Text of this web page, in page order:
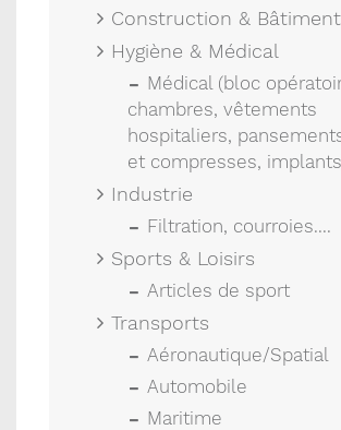
Construction & Bâtiment
Hygiène & Médical
Médical (bloc
chambres, vêtements
hospitaliers,
et compresses,
Industrie
Filtration, courroies....
Sports & Loisirs
Articles de sport
Transports
Aéronautique/Spatial
Automobile
Maritime